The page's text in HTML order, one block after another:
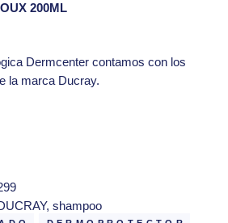
200ML
Dermcenter contamos con los
la marca Ducray.
, shampoo